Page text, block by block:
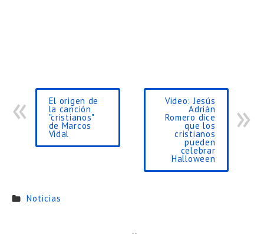
El origen de
la canción
"cristianos"
de Marcos
Vidal
Video: Jesús
Adrián
Romero dice
que los
cristianos
pueden
celebrar
Halloween
Noticias